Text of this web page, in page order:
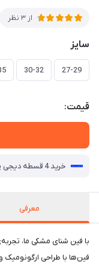
از 3 نظر
سایز
27-29
30-32
قیمت:
خرید 4 قسطه دیجی پی
معرفی
با فین شنای مشکی ما،
فین‌ها با طراحی